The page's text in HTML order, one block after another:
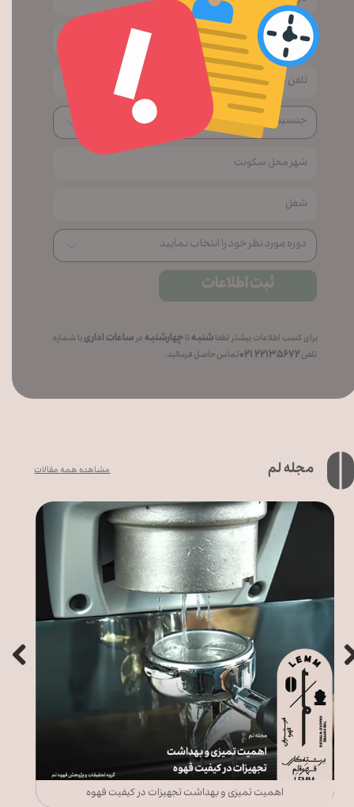
ثبت اطلاعات
برای کسب اطلاعات بیشتر لطفاشنبهتاچهارشنبهدرساعات اداریبا شماره
تلفن۲۲۱۳۵۶۷۲ ۰۲۱ تماس حاصل فرمائید .
مجله لم مشاهده همه مقالات
اهمیت تمیزی و بهداشت تجهیزات در کیفیت قهوه